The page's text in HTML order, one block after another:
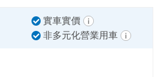
實車實價
非多元化營業用車